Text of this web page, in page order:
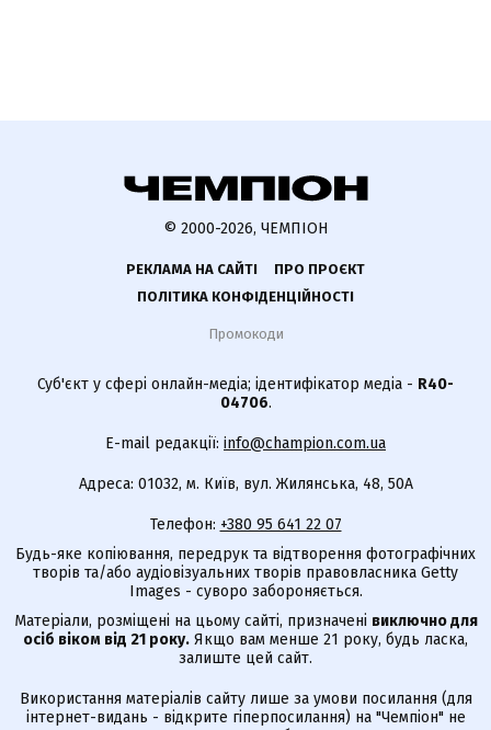
© 2000-2026, ЧЕМПІОН
РЕКЛАМА НА САЙТІ
ПРО ПРОЄКТ
ПОЛІТИКА КОНФІДЕНЦІЙНОСТІ
Промокоди
Суб'єкт у сфері онлайн-медіа; ідентифікатор медіа - R40-
04706.
E-mail редакції: info@champion.com.ua
Адреса: 01032, м. Київ, вул. Жилянська, 48, 50А
Телефон: +380 95 641 22 07
Будь-яке копіювання, передрук та відтворення фотографічних
творів та/або аудіовізуальних творів правовласника Getty
Images - суворо забороняється.
Матеріали, розміщені на цьому сайті, призначені виключно для
осіб віком від 21 року. Якщо вам менше 21 року, будь ласка,
залиште цей сайт.
Використання матеріалів сайту лише за умови посилання (для
інтернет-видань - відкрите гіперпосилання) на "Чемпіон" не